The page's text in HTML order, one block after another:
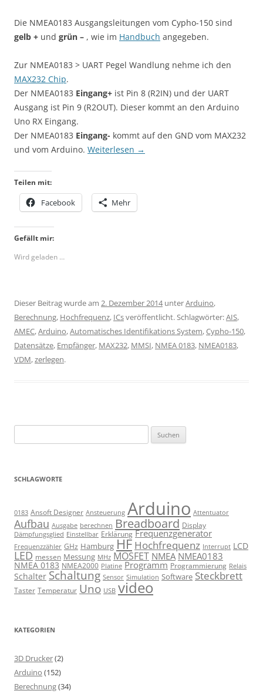
Die NMEA0183 Ausgangsleitungen vom Cypho-150 sind
gelb + und grün – , wie im Handbuch angegeben.
Zur NMEA0183 > UART Pegel Wandlung nehme ich den
MAX232 Chip.
Der NMEA0183 Eingang+ ist Pin 8 (R2IN) und der UART
Ausgang ist Pin 9 (R2OUT). Dieser kommt an den Arduino
Uno RX Eingang.
Der NMEA0183 Eingang- kommt auf den GND vom MAX232
und vom Arduino. Weiterlesen →
Teilen mit:
Facebook Mehr
Gefällt mir:
Wird geladen …
Dieser Beitrag wurde am 2. Dezember 2014unterArduino,
Berechnung, Hochfrequenz, ICsveröffentlicht. Schlagwörter:AIS,
AMEC,Arduino,Automatisches Identifikations System,Cypho-150,
Datensätze, Empfänger, MAX232, MMSI, NMEA 0183, NMEA0183,
VDM,zerlegen.
nach:
SCHLAGWORTE
0183 Ansoft Designer Ansteuerung Arduino Attentuator
Aufbau Ausgabe berechnen Breadboard Display
Dämpfungsglied Einstellbar Erklärung Frequenzgenerator
Frequenzzähler GHz Hamburg HF Hochfrequenz Interrupt LCD
LED messen Messung MHz MOSFET NMEA NMEA0183
NMEA 0183 NMEA2000 Platine Programm Programmierung Relais
Schalter Schaltung Sensor Simulation Software Steckbrett
Taster Temperatur Uno USB video
KATEGORIEN
3D Drucker(2)
Arduino (152)
Berechnung(34)